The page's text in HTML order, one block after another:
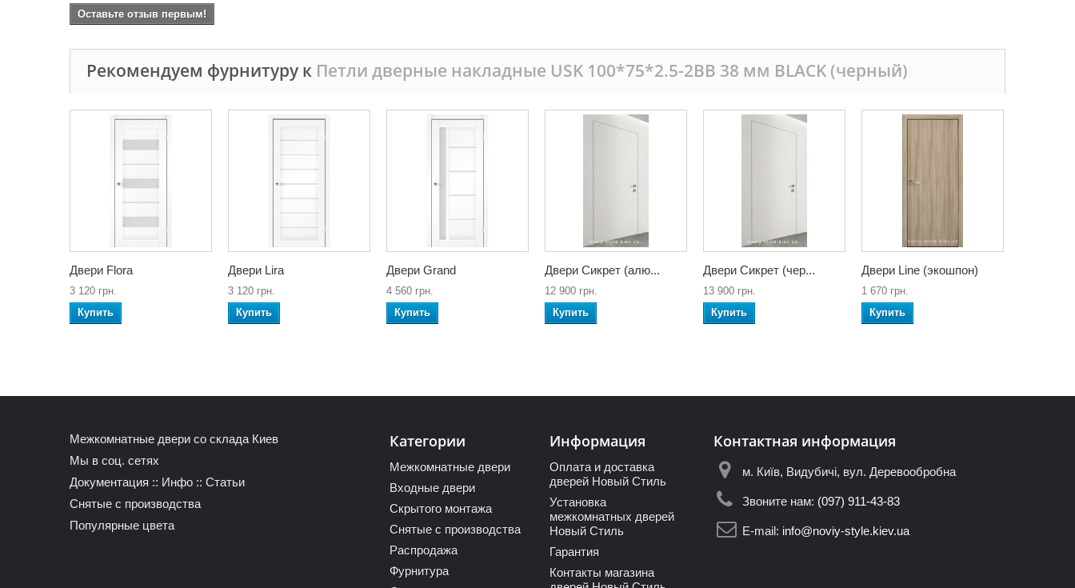
Оставьте отзыв первым!
Рекомендуем фурнитуру к Петли дверные накладные USK 100*75*2.5-2BB 38 мм BLACK (черный)
Двери Flora
3 120 грн.
Купить
Двери Lira
3 120 грн.
Купить
Двери Grand
4 560 грн.
Купить
Двери Сикрет (алю...
12 900 грн.
Купить
Двери Сикрет (чер...
13 900 грн.
Купить
Двери Line (экошпон)
1 670 грн.
Купить
Межкомнатные двери со склада Киев
Мы в соц. сетях
Документация :: Инфо :: Статьи
Снятые с производства
Популярные цвета
Категории
Межкомнатные двери
Входные двери
Скрытого монтажа
Снятые с производства
Распродажа
Фурнитура
Информация
Оплата и доставка
дверей Новый Стиль
Установка
межкомнатных дверей
Новый Стиль
Гарантия
Контакты магазина
Контактная информация
м. Київ, Видубичі, вул. Деревообробна
Звоните нам: (097) 911-43-83
E-mail: info@noviy-style.kiev.ua